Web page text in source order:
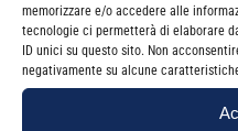
memorizzare e/o accedere alle
tecnologie ci permetterà di elaborare
ID unici su questo sito. Non
negativamente su alcune
Iscrizione:
Elenco
Studio
pennisi@mail.gte.it